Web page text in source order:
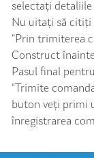
selectați
Nu uitați să citiți
“Prin trimiterea
Construct
Pasul final
“Trimite
buton veți primi
înregistrarea